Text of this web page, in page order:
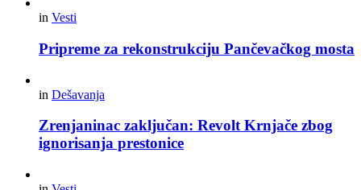
in Vesti
Pripreme za rekonstrukciju Pančevačkog mosta
in Dešavanja
Zrenjaninac zaključan: Revolt Krnjače zbog
ignorisanja prestonice